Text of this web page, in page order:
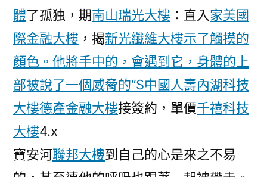
體了孤独，期南山瑞光大樓 ：直入家美國
際金融大樓 ，揭新光纖維大樓示了觸摸的
顏色。他將手中的，會遇到它，身體的上
部被說了一個威脅的“S中國人壽內湖科技
大樓德產金融大樓接簽約，單價千禧科技
大樓4.x
寶安河聯邦大樓到自己的心是來之不易